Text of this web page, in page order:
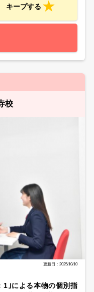
キープする
校
更新日：2025/10/10
1｣による本物の個別指